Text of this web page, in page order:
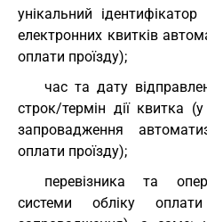
унікальний
електронних квитків
оплати проїзду);
час та дату
строк/термін дії квитка
запровадження
оплати проїзду);
перевізника та
системи обліку